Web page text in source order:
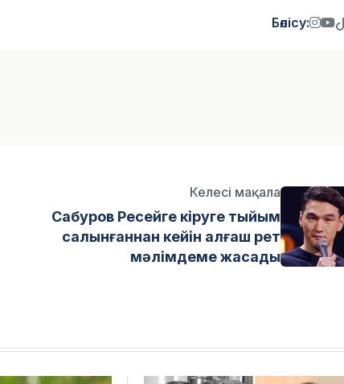
Бөлісу:
Келесі мақала
Сабуров Ресейге кіруге тыйым
салынғаннан кейін алғаш рет
мәлімдеме жасады